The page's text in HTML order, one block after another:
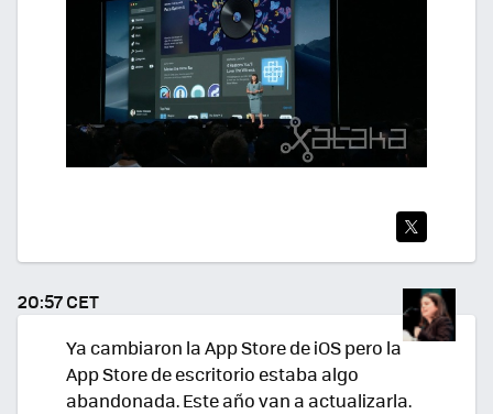
TWI
TEA
R
20:57 CET
Ya cambiaron la App Store de iOS pero la
App Store de escritorio estaba algo
abandonada. Este año van a actualizarla.